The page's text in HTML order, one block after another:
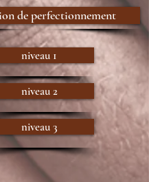
de perfectionnement
niveau 1
niveau 2
niveau 3